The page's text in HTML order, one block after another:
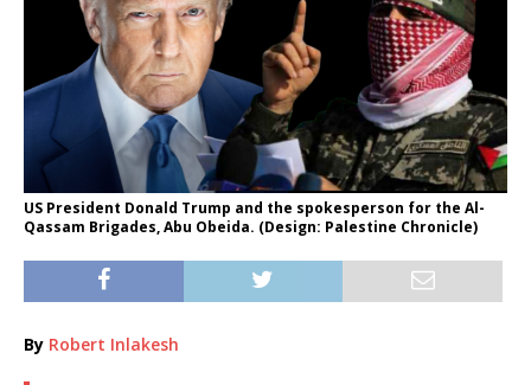
US President Donald Trump and the spokesperson for the Al-
Qassam Brigades, Abu Obeida. (Design: Palestine Chronicle)
By Robert Inlakesh